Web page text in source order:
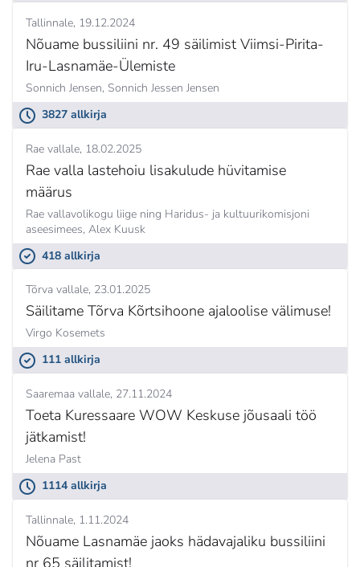
Tallinnale 19.12.2024
Nõuame bussiliini nr. 49 säilimist Viimsi-Pirita-
Iru-Lasnamäe-Ülemiste
Sonnich Jensen, Sonnich Jessen Jensen
3827 allkirja
Rae vallale 18.02.2025
Rae valla lastehoiu lisakulude hüvitamise
määrus
Rae vallavolikogu liige ning Haridus- ja kultuurikomisjoni
aseesimees, Alex Kuusk
418 allkirja
Tõrva vallale 23.01.2025
Säilitame Tõrva Kõrtsihoone ajaloolise välimuse!
Virgo Kosemets
111 allkirja
Saaremaa vallale 27.11.2024
Toeta Kuressaare WOW Keskuse jõusaali töö
jätkamist!
Jelena Past
1114 allkirja
Tallinnale 1.11.2024
Nõuame Lasnamäe jaoks hädavajaliku bussiliini
nr 65 säilitamist!